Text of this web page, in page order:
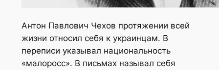
Антон Павлович Чехов протяжении всей
жизни относил себя к украинцам. В
переписи указывал национальность
«малоросс». В письмах называл себя